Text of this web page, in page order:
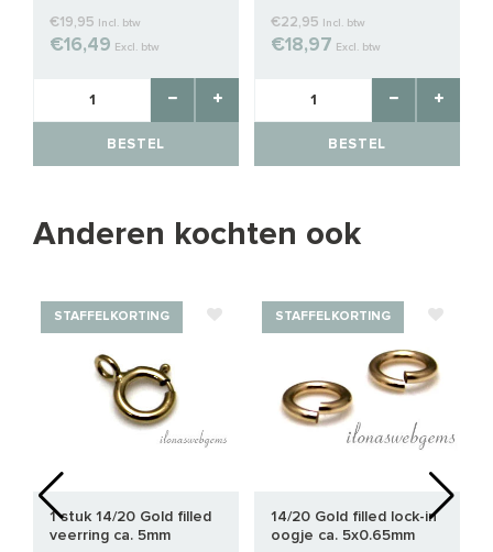
€19,95 Incl. btw
€16,49 Excl. btw
BESTEL
€22,95 Incl. btw
€18,97 Excl. btw
BESTEL
Anderen kochten ook
STAFFELKORTING
1 stuk 14/20 Gold filled
veerring ca. 5mm
STAFFELKORTING
14/20 Gold filled lock-in
oogje ca. 5x0.65mm